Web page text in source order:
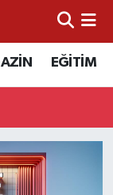
EĞİTİM